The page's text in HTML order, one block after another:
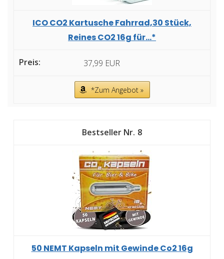
ICO CO2 Kartusche Fahrrad,30 Stück,
Reines CO2 16g für...*
37,99 EUR
*Zum Angebot »
8
50 NEMT Kapseln mit Gewinde Co2 16g